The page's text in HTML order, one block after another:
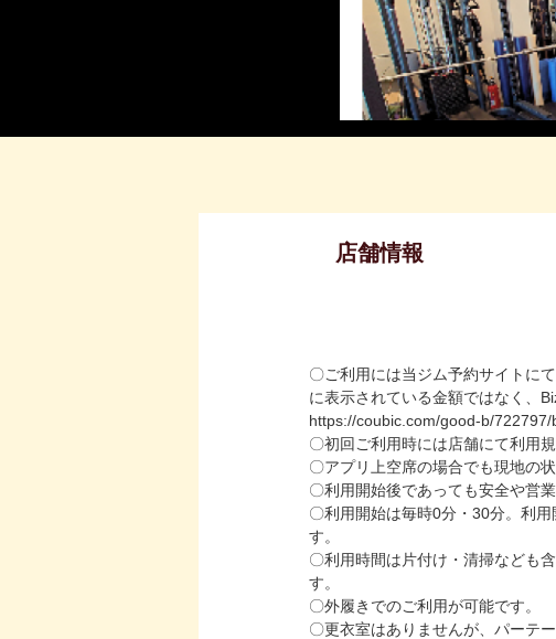
店舗情報
〇ご利用には当ジム予約サイトに
に表示されている金額ではなく、
https://coubic.com/good-b/722797/
〇初回ご利用時には店舗にて利用
〇アプリ上空席の場合でも現地の
〇利用開始後であっても安全や営
〇利用開始は毎時0分・30分。利
す。
〇利用時間は片付け・清掃なども
す。
〇外履きでのご利用が可能です。
〇更衣室はありませんが、パーテ